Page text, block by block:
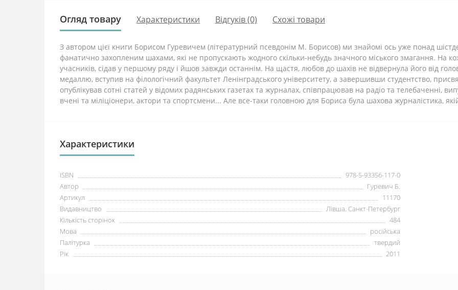
Огляд товару Характеристики Відгуків (0) Схожі товари
З автором цієї книги Борисом Гуревичем (літературний псевдонім М. Борисов) ми знайомі ось уже понад
фанатично захопленим шахами, які не пропускають жодного скільки-небудь значного міського змагання. На
учасників, сідав у першому ряду і йшов завжди останнім. На щастя, любов до шахів не відвернула його від
медаллю, вступив на філологічний факультет Ленінградського університету, а завершивши студентство,
опублікував сотні статей у відомих радянських газетах та журналах, співпрацював на радіо та телебаченні,
вчені та міліціонери, актори та спортсмени... Але все-таки головною для Бориса була шахова журналістика,
Характеристики
ISBN
978-5-93356-117-0
Автор
Гуревич Б.
Артикул
11170
Видавництво
Лівша. Санкт-Петербург
Кількість сторінок
484
Мова
російська
Палітурка
твердий
Рік
2011